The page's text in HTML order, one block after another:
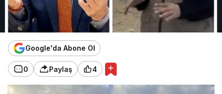
Google'da Abone Ol
0 Paylaş 4